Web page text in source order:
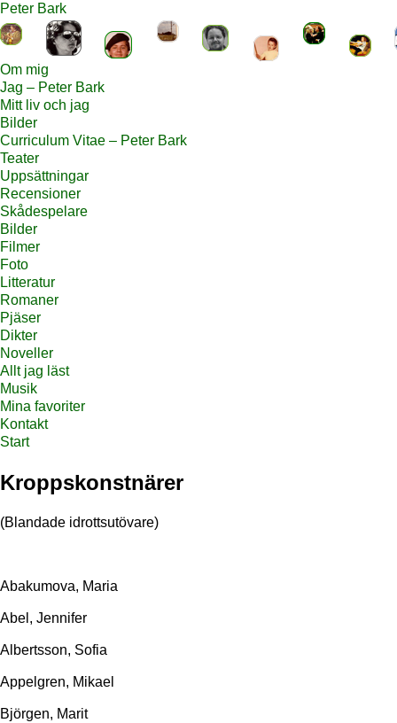
Peter Bark
Om mig
Jag – Peter Bark
Mitt liv och jag
Bilder
Curriculum Vitae – Peter Bark
Teater
Uppsättningar
Recensioner
Skådespelare
Bilder
Filmer
Foto
Litteratur
Romaner
Pjäser
Dikter
Noveller
Allt jag läst
Musik
Mina favoriter
Kontakt
Start
Kroppskonstnärer
(Blandade idrottsutövare)
Abakumova, Maria
Abel, Jennifer
Albertsson, Sofia
Appelgren, Mikael
Björgen, Marit